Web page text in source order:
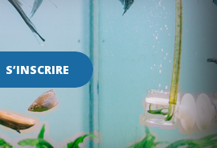
S’INSCRIRE